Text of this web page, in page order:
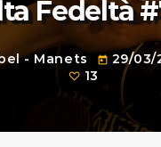
Fedeltà
- Manets today 29/03/
13